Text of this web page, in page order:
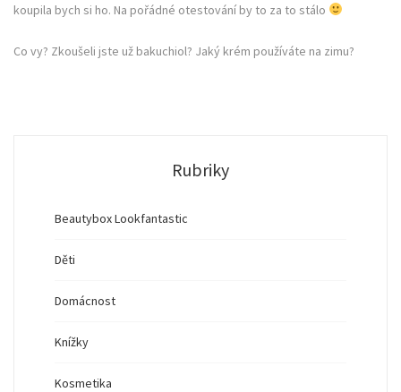
koupila bych si ho. Na pořádné otestování by to za to stálo
Co vy? Zkoušeli jste už bakuchiol? Jaký krém používáte na zimu?
Rubriky
Beautybox Lookfantastic
Děti
Domácnost
Knížky
Kosmetika